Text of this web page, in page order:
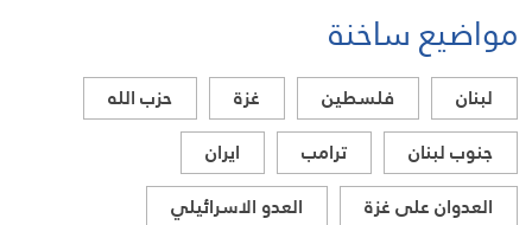
مواضيع ساخنة
لبنان فلسطين غزة
حزب الله
جنوب لبنان
ترامب
ايران
العدوان على غزة
العدو الاسرائيلي